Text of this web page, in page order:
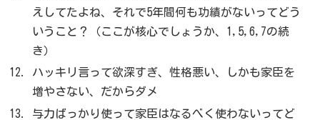
えしてたよね、それで5年間何も功績がないってどう
いうこと？（ここが核心でしょうか、1,5,6,7の続
き）
ハッキリ言って欲深すぎ、性格悪い、しかも家臣を
増やさない、だからダメ
与力ばっかり使って家臣はなるべく使わないってど